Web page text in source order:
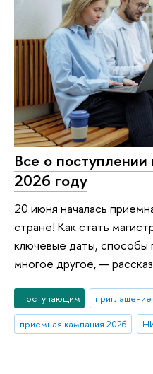
Все о поступлении
2026 году
20 июня началась
стране! Как стать
ключевые даты, способы
многое другое, —
Поступающим
приемная кампания 2026